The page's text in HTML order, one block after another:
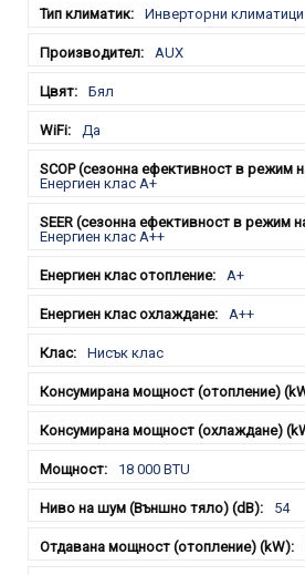
Инверторни климатици
AUX
Бял
Да
Енергиен клас А+
Енергиен клас А++
A+
A++
Нисък клас
18 000 BTU
54